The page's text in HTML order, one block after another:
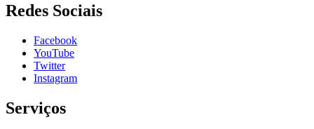
Redes Sociais
Facebook
YouTube
Twitter
Instagram
Serviços